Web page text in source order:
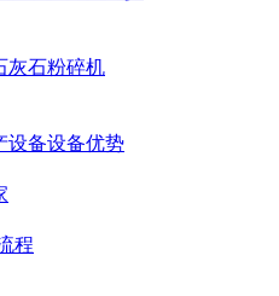
灰石粉碎机
设备设备优势
程